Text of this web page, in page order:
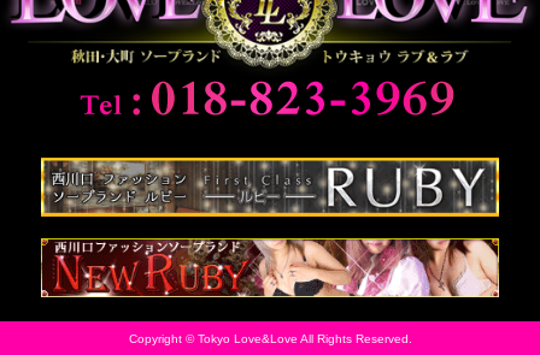
Copyright © Tokyo Love&Love All Rights Reserved.